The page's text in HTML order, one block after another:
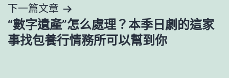
覽
下一篇文章
“數字遺產”怎么處理？本季日劇的這家
事找包養行情務所可以幫到你